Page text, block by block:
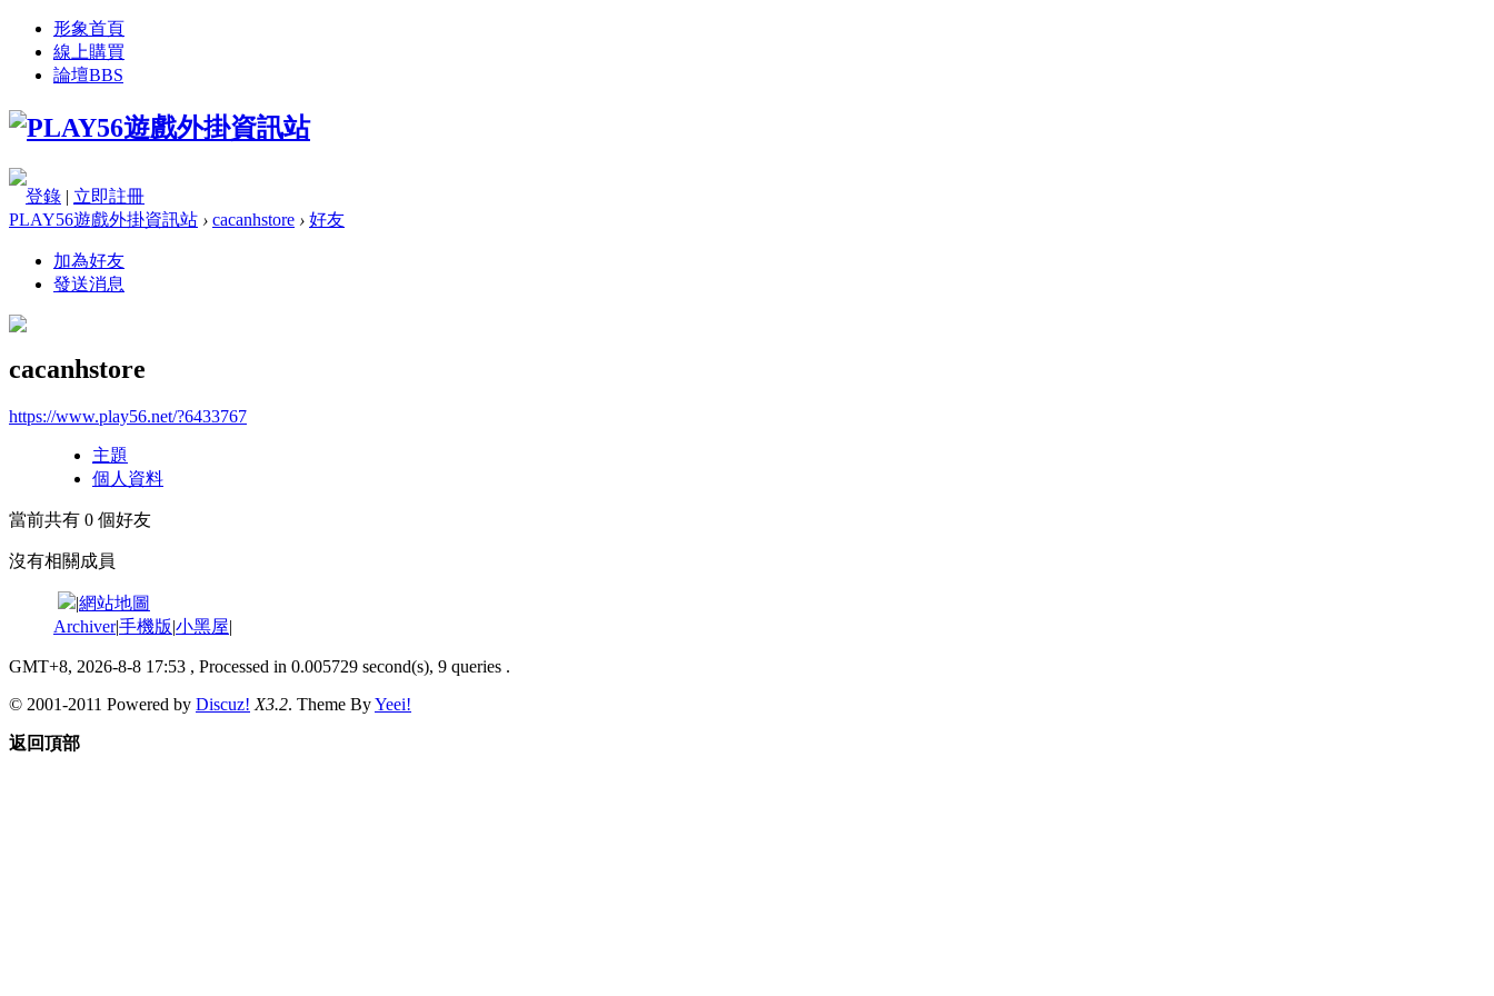
形象首頁
線上購買
論壇BBS
登錄 | 立即註冊
PLAY56遊戲外掛資訊站 › cacanhstore › 好友
加為好友
發送消息
cacanhstore
https://www.play56.net/?6433767
主題
個人資料
當前共有 0 個好友
沒有相關成員
|網站地圖
Archiver|手機版|小黑屋|
GMT+8, 2026-8-8 17:53 , Processed in 0.005729 second(s), 9 queries .
© 2001-2011 Powered by Discuz! X3.2. Theme ByYeei!
返回頂部